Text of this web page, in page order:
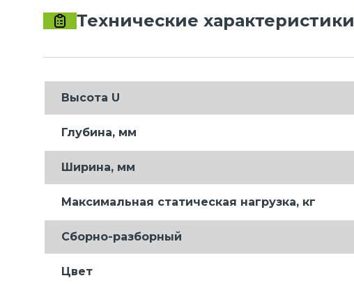
Технические характеристики
Высота U
Глубина, мм
Ширина, мм
Максимальная статическая нагрузка, кг
Сборно-разборный
Цвет